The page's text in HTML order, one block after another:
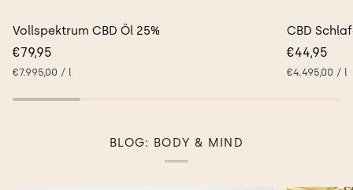
Vollspektrum
Öl
25%
Vollspektrum CBD Öl 25%
€79,95
Stückpreis
€7.995,00 /pro
l
CBD
10%
CBD
€44,95
Stückpreis
€4.495,00 /l
BLOG: BODY & MIND